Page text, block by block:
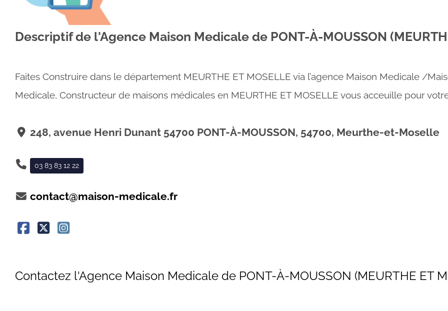
Descriptif de l'Agence Maison Medicale de PONT-À-MOUSSON
Faites Construire dans le département MEURTHE ET MOSELLE via l’agence Maison Medicale /
Medicale, Constructeur de maisons médicales en MEURTHE ET MOSELLE vous acceuille pour
248, avenue Henri Dunant 54700 PONT-À-MOUSSON, 54700, Meurthe-et-Moselle
03 83 83 12 22
contact@maison-medicale.fr
Contactez l'Agence Maison Medicale de PONT-À-MOUSSON (MEURTHE ET